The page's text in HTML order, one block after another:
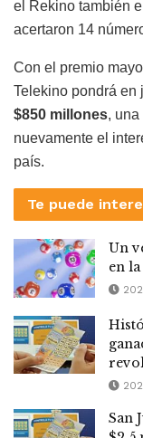
el Rekino también
acertaron 14
Con el premio
Telekino pondrá en
$850 millones,
nuevamente el
país.
Te puede
Un
en
San